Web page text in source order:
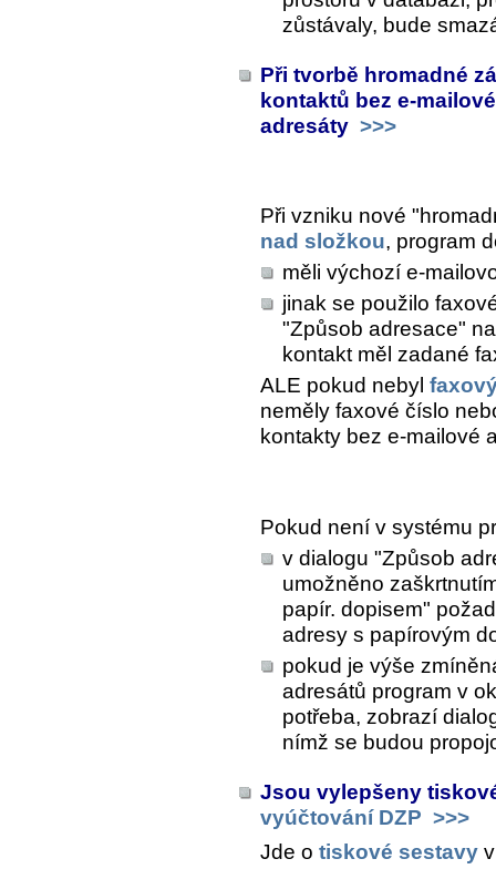
zůstávaly, bude
Při tvorbě hromadné
kontaktů bez e-
adresáty >>>
Při vzniku nové
nad složkou, program
měli výchozí e-
jinak se použilo
"Způsob adresace"
kontakt měl zadané
ALE pokud nebyl
neměly faxové číslo
kontakty bez e-mailové
Pokud není v systému
v dialogu "Způsob
umožněno
papír. dopisem"
adresy s papírovým
pokud je výše
adresátů program v
potřeba, zobrazí
nímž se budou
Jsou vylepšeny
vyúčtování DZP >>>
Jde o tiskové sestavy